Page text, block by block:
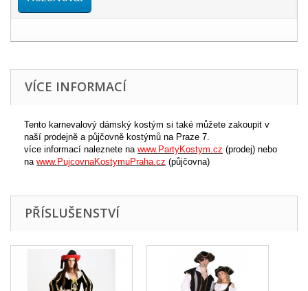
VÍCE INFORMACÍ
Tento karnevalový dámský kostým si také můžete zakoupit v
naší prodejně a půjčovně kostýmů na Praze 7.
více informací naleznete na www.PartyKostym.cz (prodej) nebo
na www.PujcovnaKostymuPraha.cz (půjčovna)
PŘÍSLUŠENSTVÍ